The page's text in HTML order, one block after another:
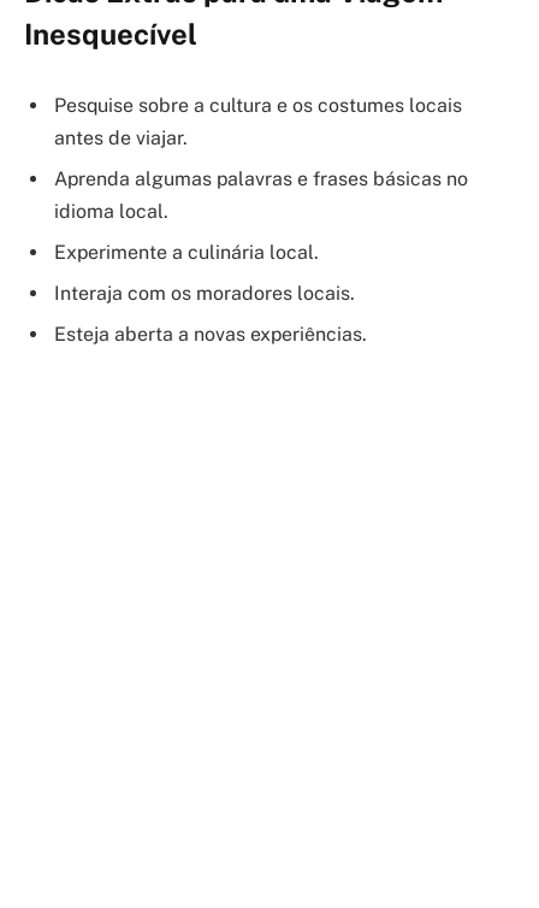
Inesquecível
Pesquise sobre a cultura e os costumes locais
antes de viajar.
Aprenda algumas palavras e frases básicas no
idioma local.
Experimente a culinária local.
Interaja com os moradores locais.
Esteja aberta a novas experiências.